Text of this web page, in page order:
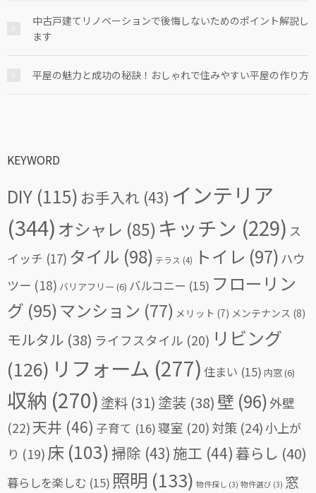
中古戸建てリノベーションで後悔しないためのポイント解説し
ます
平屋の魅力と成功の秘訣！おしゃれで住みやすい平屋の作り方
KEYWORD
DIY (115) お手入れ (43) インテリア
(344) オシャレ (85) キッチン (229) ス
イッチ (17) タイル (98) テラス (4) トイレ (97) ハウ
ツー (18) バリアフリー (6) バルコニー (15) フローリン
グ (95)マンション (77) メリット (7) メンテナンス (8)
モルタル (38) ライフスタイル (20) リビング
(126) リフォーム (277) 住まい (15) 内窓(6)
収納 (270) 塗料 (31) 塗装 (38) 壁 (96)外壁
(22)天井 (46) 子育て (16)寝室 (20) 対策 (24)小上が
り (19) 床 (103)掃除 (43) 施工 (44) 暮らし (40)
暮らしを楽しむ (15) 照明 (133) 物件探し (3) 物件選び (3) 窓